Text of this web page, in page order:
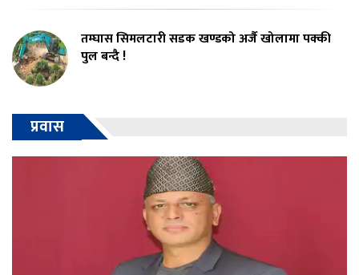
तम्घास सिमलटारी सडक खण्डको अर्जै खोलामा पक्की
पुल बन्दै !
प्रवास